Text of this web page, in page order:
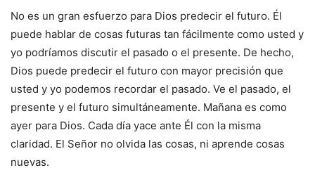
No es un gran esfuerzo para Dios predecir el futuro. Él
puede hablar de cosas futuras tan fácilmente como usted y
yo podríamos discutir el pasado o el presente. De hecho,
Dios puede predecir el futuro con mayor precisión que
usted y yo podemos recordar el pasado. Ve el pasado, el
presente y el futuro simultáneamente. Mañana es como
ayer para Dios. Cada día yace ante Él con la misma
claridad. El Señor no olvida las cosas, ni aprende cosas
nuevas.